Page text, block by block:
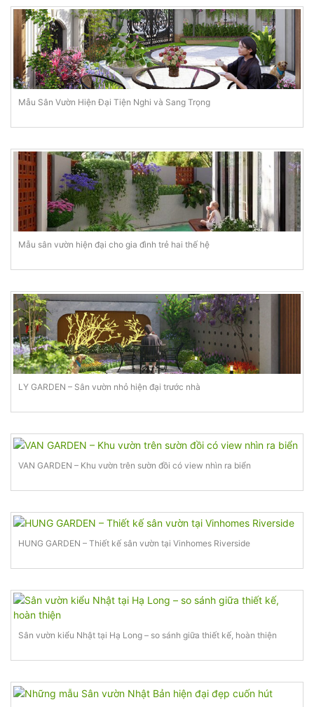
Mẫu Sân Vườn Hiện Đại Tiện Nghi và Sang Trọng
Mẫu sân vườn hiện đại cho gia đình trẻ hai thế hệ
LY GARDEN – Sân vườn nhỏ hiện đại trước nhà
VAN GARDEN – Khu vườn trên sườn đồi có view nhìn ra biển
HUNG GARDEN – Thiết kế sân vườn tại Vinhomes Riverside
Sân vườn kiểu Nhật tại Hạ Long – so sánh giữa thiết kế, hoàn thiện